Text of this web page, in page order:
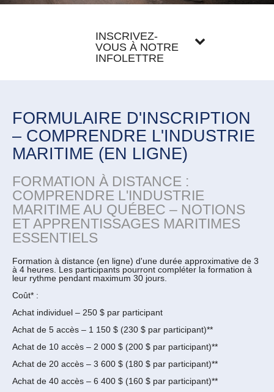
INSCRIVEZ-
VOUS À NOTRE
INFOLETTRE
FORMULAIRE D'INSCRIPTION
– COMPRENDRE L'INDUSTRIE
MARITIME (EN LIGNE)
FORMATION À DISTANCE :
COMPRENDRE L'INDUSTRIE
MARITIME AU QUÉBEC – NOTIONS
ET APPRENTISSAGES MARITIMES
ESSENTIELS
Formation à distance (en ligne) d'une durée approximative de 3
à 4 heures. Les participants pourront compléter la formation à
leur rythme pendant maximum 30 jours.
Coût* :
Achat individuel – 250 $ par participant
Achat de 5 accès – 1 150 $ (230 $ par participant)**
Achat de 10 accès – 2 000 $ (200 $ par participant)**
Achat de 20 accès – 3 600 $ (180 $ par participant)**
Achat de 40 accès – 6 400 $ (160 $ par participant)**